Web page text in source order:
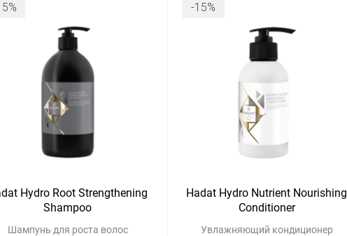
Hydro Root Strengthening
Shampoo
Шампунь для роста волос
-15%
Hadat Hydro Nutrient Nourishing
Conditioner
Увлажняющий кондиционер